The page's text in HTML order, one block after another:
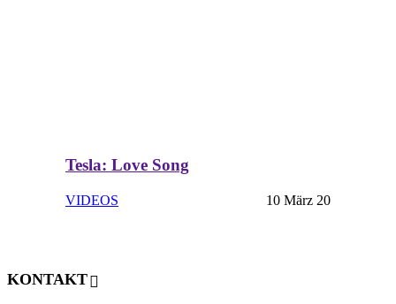
Tesla: Love Song
VIDEOS 10 März 20
KONTAKT